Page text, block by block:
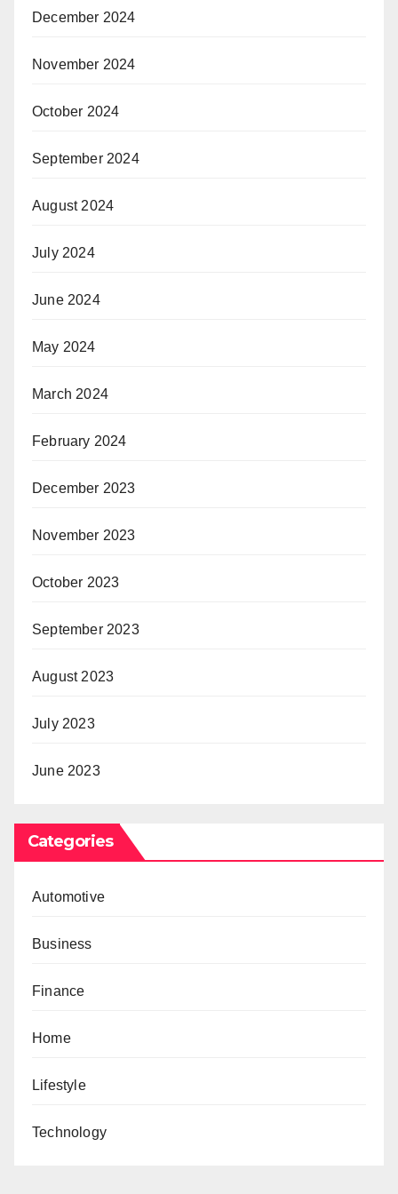
December 2024
November 2024
October 2024
September 2024
August 2024
July 2024
June 2024
May 2024
March 2024
February 2024
December 2023
November 2023
October 2023
September 2023
August 2023
July 2023
June 2023
Categories
Automotive
Business
Finance
Home
Lifestyle
Technology